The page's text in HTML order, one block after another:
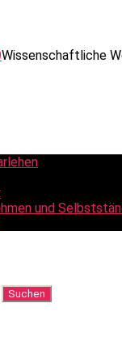
Wissenschaftliche
und